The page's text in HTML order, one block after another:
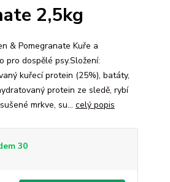
2,5kg
& Pomegranate Kuře a
pro dospělé psy.Složení:
kuřecí protein (25%), batáty,
protein ze sledě, rybí
mrkve, su... celý popis
30